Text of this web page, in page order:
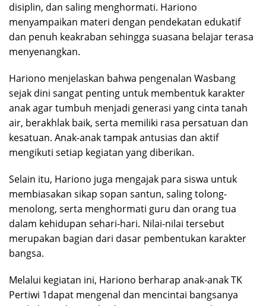
disiplin, dan saling menghormati. Hariono
menyampaikan materi dengan pendekatan edukatif
dan penuh keakraban sehingga suasana belajar terasa
menyenangkan.
Hariono menjelaskan bahwa pengenalan Wasbang
sejak dini sangat penting untuk membentuk karakter
anak agar tumbuh menjadi generasi yang cinta tanah
air, berakhlak baik, serta memiliki rasa persatuan dan
kesatuan. Anak-anak tampak antusias dan aktif
mengikuti setiap kegiatan yang diberikan.
Selain itu, Hariono juga mengajak para siswa untuk
membiasakan sikap sopan santun, saling tolong-
menolong, serta menghormati guru dan orang tua
dalam kehidupan sehari-hari. Nilai-nilai tersebut
merupakan bagian dari dasar pembentukan karakter
bangsa.
Melalui kegiatan ini, Hariono berharap anak-anak TK
Pertiwi 1dapat mengenal dan mencintai bangsanya